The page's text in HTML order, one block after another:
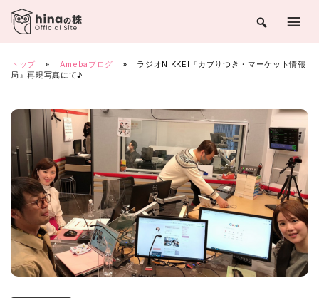
Skip
content
トップ » Amebaブログ »
ラジオNIKKEI『カブりつき・マーケット情報
局』再現写真にて♪